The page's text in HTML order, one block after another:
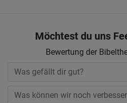
Möchtest du uns
Bewertung der